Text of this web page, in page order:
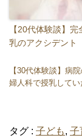
【20代体験談】完
乳のアクシデント
【30代体験談】病
婦人科で授乳してい
タグ : 子ども, 子